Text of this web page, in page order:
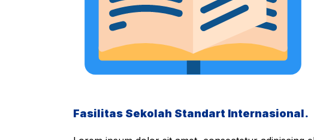
Fasilitas Sekolah Standart Internasional.